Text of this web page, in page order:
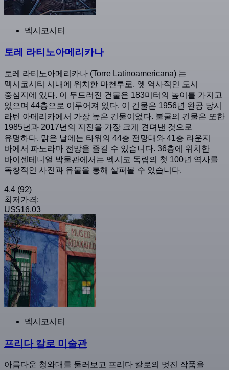
멕시코시티
토레 라티노아메리카나
토레 라티노아메리카나 (Torre Latinoamericana) 는
멕시코시티 시내에 위치한 마천루로, 옛 역사적인 도시
중심지에 있다. 이 두드러진 건물은 183미터의 높이를 가지고
있으며 44층으로 이루어져 있다. 이 건물은 1956년 완공 당시
라틴 아메리카에서 가장 높은 건물이었다. 불굴의 건물은 또한
1985년과 2017년의 지진을 가장 크게 견뎌낸 것으로
유명하다. 맑은 날에는 타워의 44층 전망대와 41층 라운지
바에서 파노라마 전망을 즐길 수 있습니다. 36층에 위치한
바이센테니얼 박물관에서는 멕시코 독립의 첫 100년 역사를
독창적인 사진과 유물을 통해 살펴볼 수 있습니다.
4.4 (92)
최저가격:
US$16.03
멕시코시티
프리다 칼로 미술관
아름다운 청와대를 둘러보고 프리다 칼로의 멋진 작품을